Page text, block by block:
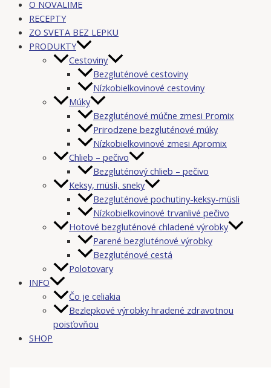
O NOVALIME
RECEPTY
ZO SVETA BEZ LEPKU
PRODUKTY
Cestoviny
Bezgluténové cestoviny
Nízkobielkovinové cestoviny
Múky
Bezgluténové múčne zmesi Promix
Prirodzene bezgluténové múky
Nízkobielkovinové zmesi Apromix
Chlieb – pečivo
Bezgluténový chlieb – pečivo
Keksy, müsli, sneky
Bezgluténové pochutiny-keksy-müsli
Nízkobielkovinové trvanlivé pečivo
Hotové bezgluténové chladené výrobky
Parené bezgluténové výrobky
Bezgluténové cestá
Polotovary
INFO
Čo je celiakia
Bezlepkové výrobky hradené zdravotnou
poisťovňou
SHOP